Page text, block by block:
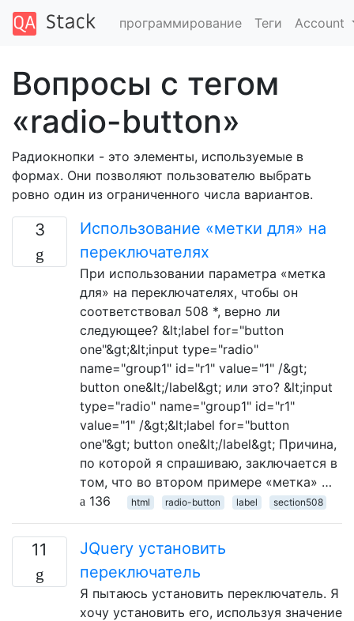
программирование Теги Account
Вопросы с тегом
«radio-button»
Радиокнопки - это элементы, используемые в
формах. Они позволяют пользователю выбрать
ровно один из ограниченного числа вариантов.
3
Использование «метки для» на
переключателях
При использовании параметра «метка
для» на переключателях, чтобы он
соответствовал 508 *, верно ли
следующее? &lt;label for="button
one"&gt;&lt;input type="radio"
name="group1" id="r1" value="1" /&gt;
button one&lt;/label&gt; или это? &lt;input
type="radio" name="group1" id="r1"
value="1" /&gt;&lt;label for="button
one"&gt; button one&lt;/label&gt; Причина,
по которой я спрашиваю, заключается в
том, что во втором примере «метка» …
136
html radio-button label section508
11
JQuery установить
переключатель
Я пытаюсь установить переключатель. Я
хочу установить его, используя значение